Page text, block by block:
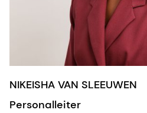
NIKEISHA VAN SLEEUWEN
Personalleiter